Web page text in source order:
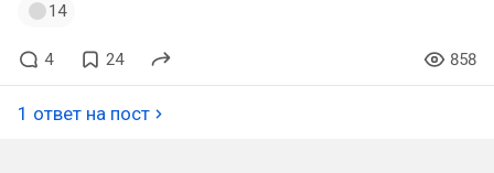
14
4 24 858
1 ответ на пост